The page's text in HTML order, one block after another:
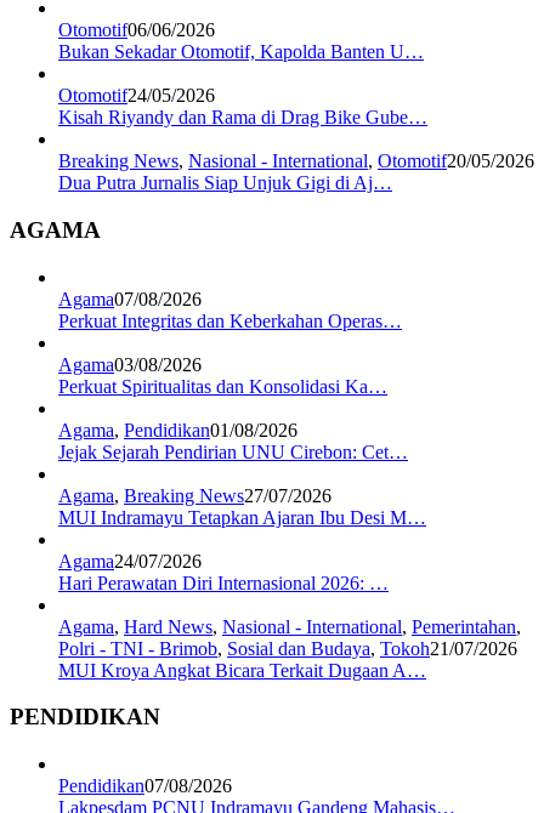
Otomotif06/06/2026
Bukan Sekadar Otomotif, Kapolda Banten U…
Otomotif24/05/2026
Kisah Riyandy dan Rama di Drag Bike Gube…
Breaking News, Nasional - International, Otomotif20/05/2026
Dua Putra Jurnalis Siap Unjuk Gigi di Aj…
AGAMA
Agama07/08/2026
Perkuat Integritas dan Keberkahan Operas…
Agama03/08/2026
Perkuat Spiritualitas dan Konsolidasi Ka…
Agama, Pendidikan01/08/2026
Jejak Sejarah Pendirian UNU Cirebon: Cet…
Agama, Breaking News27/07/2026
MUI Indramayu Tetapkan Ajaran Ibu Desi M…
Agama24/07/2026
Hari Perawatan Diri Internasional 2026: …
Agama, Hard News, Nasional - International, Pemerintahan,
Polri - TNI - Brimob, Sosial dan Budaya, Tokoh21/07/2026
MUI Kroya Angkat Bicara Terkait Dugaan A…
PENDIDIKAN
Pendidikan07/08/2026
Lakpesdam PCNU Indramayu Gandeng Mahasis…